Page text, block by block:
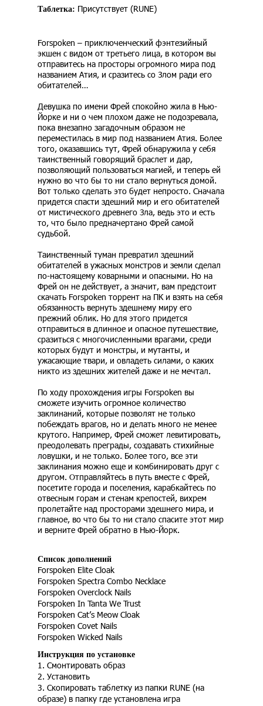
Таблетка: Присутствует (RUNE)
Forspoken – приключенческий фэнтезийный
экшен с видом от третьего лица, в котором вы
отправитесь на просторы огромного мира под
названием Атия, и сразитесь со Злом ради его
обитателей…
Девушка по имени Фрей спокойно жила в Нью-
Йорке и ни о чем плохом даже не подозревала,
пока внезапно загадочным образом не
переместилась в мир под названием Атия. Более
того, оказавшись тут, Фрей обнаружила у себя
таинственный говорящий браслет и дар,
позволяющий пользоваться магией, и теперь ей
нужно во что бы то ни стало вернуться домой.
Вот только сделать это будет непросто. Сначала
придется спасти здешний мир и его обитателей
от мистического древнего Зла, ведь это и есть
то, что было предначертано Фрей самой
судьбой.
Таинственный туман превратил здешний
обитателей в ужасных монстров и земли сделал
по-настоящему коварными и опасными. Но на
Фрей он не действует, а значит, вам предстоит
скачать Forspoken торрент на ПК и взять на себя
обязанность вернуть здешнему миру его
прежний облик. Но для этого придется
отправиться в длинное и опасное путешествие,
сразиться с многочисленными врагами, среди
которых будут и монстры, и мутанты, и
ужасающие твари, и овладеть силами, о каких
никто из здешних жителей даже и не мечтал.
По ходу прохождения игры Forspoken вы
сможете изучить огромное количество
заклинаний, которые позволят не только
побеждать врагов, но и делать много не менее
крутого. Например, Фрей сможет левитировать,
преодолевать преграды, создавать стихийные
ловушки, и не только. Более того, все эти
заклинания можно еще и комбинировать друг с
другом. Отправляйтесь в путь вместе с Фрей,
посетите города и поселения, карабкайтесь по
отвесным горам и стенам крепостей, вихрем
пролетайте над просторами здешнего мира, и
главное, во что бы то ни стало спасите этот мир
и верните Фрей обратно в Нью-Йорк.
Список дополнений
Forspoken Elite Cloak
Forspoken Spectra Combo Necklace
Forspoken Overclock Nails
Forspoken In Tanta We Trust
Forspoken Cat’s Meow Cloak
Forspoken Covet Nails
Forspoken Wicked Nails
Инструкция по установке
1. Смонтировать образ
2. Установить
3. Скопировать таблетку из папки RUNE (на
образе) в папку где установлена игра